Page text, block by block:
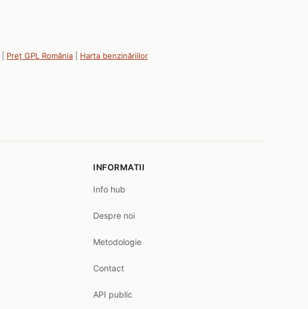
Preț GPL România Harta benzinăriilor
INFORMATII
Info hub
Despre noi
Metodologie
Contact
API public